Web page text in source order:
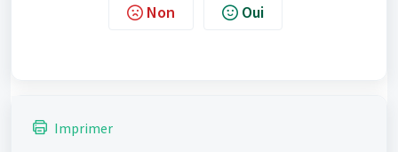
Non Oui
Imprimer